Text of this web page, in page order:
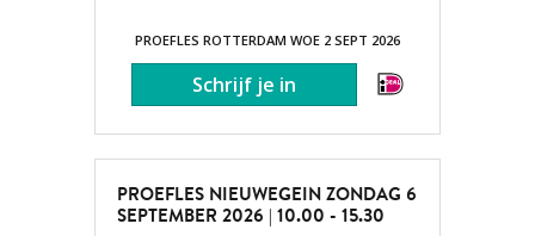
PROEFLES ROTTERDAM WOE 2 SEPT 2026
PROEFLES NIEUWEGEIN ZONDAG 6
SEPTEMBER 2026 | 10.00 - 15.30